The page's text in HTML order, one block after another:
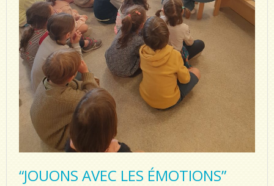
“JOUONS AVEC LES ÉMOTIONS”